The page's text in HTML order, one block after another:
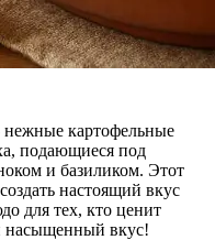
нежные картофельные
подающиеся под
и базиликом. Этот
настоящий вкус
для тех, кто ценит
насыщенный вкус!